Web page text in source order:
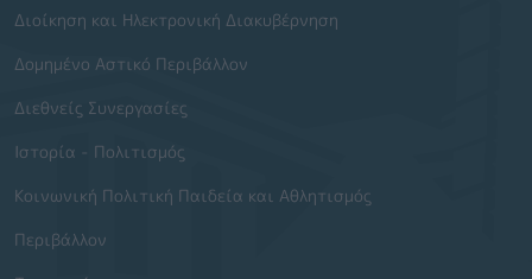
Διοίκηση και Ηλεκτρονική Διακυβέρνηση
Δομημένο Αστικό Περιβάλλον
Διεθνείς Συνεργασίες
Ιστορία - Πολιτισμός
Κοινωνική Πολιτική Παιδεία και Αθλητισμός
Περιβάλλον